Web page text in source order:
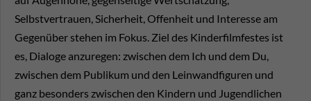
Selbstvertrauen, Sicherheit, Offenheit und Interesse am
Gegenüber stehen im Fokus. Ziel des Kinderfilmfestes ist
es, Dialoge anzuregen: zwischen dem Ich und dem Du,
zwischen dem Publikum und den Leinwandfiguren und
ganz besonders zwischen den Kindern und Jugendlichen